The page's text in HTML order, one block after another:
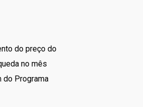
do preço do
no mês
do Programa